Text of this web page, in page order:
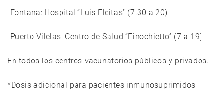
-Fontana: Hospital “Luis Fleitas” (7.30 a 20)
-Puerto Vilelas: Centro de Salud “Finochietto” (7 a 19)
En todos los centros vacunatorios públicos y privados.
*Dosis adicional para pacientes inmunosuprimidos